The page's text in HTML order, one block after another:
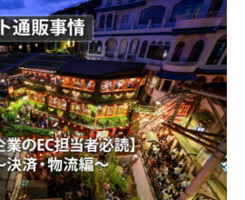
ント・レポート
ニュース
コラム